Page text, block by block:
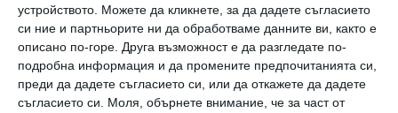
устройството. Можете да кликнете, за да дадете съгласието
си ние и партньорите ни да обработваме данните ви, както е
описано по-горе. Друга възможност е да разгледате по-
подробна информация и да промените предпочитанията си,
преди да дадете съгласието си, или да откажете да дадете
съгласието си.
Моля, обърнете внимание, че за част от
Заедно
Роби Уилямс откровено за семейния си живот